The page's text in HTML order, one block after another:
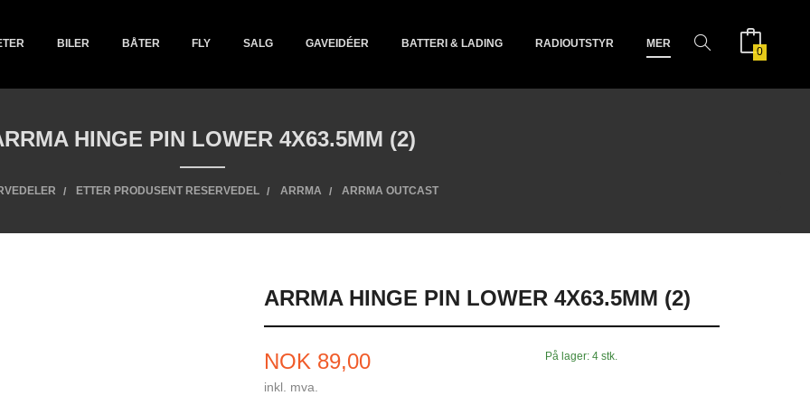
BILER BÅTER FLY SALG GAVEIDÉER BATTERI & LADING RADIOUTSTYR MER
0
HINGE PIN LOWER 4X63.5MM (2)
ETTER PRODUSENT RESERVEDEL ARRMA ARRMA OUTCAST
ARRMA HINGE PIN LOWER 4X63.5MM (2)
Pris
NOK 89,00
inkl. mva.
På lager: 4 stk.